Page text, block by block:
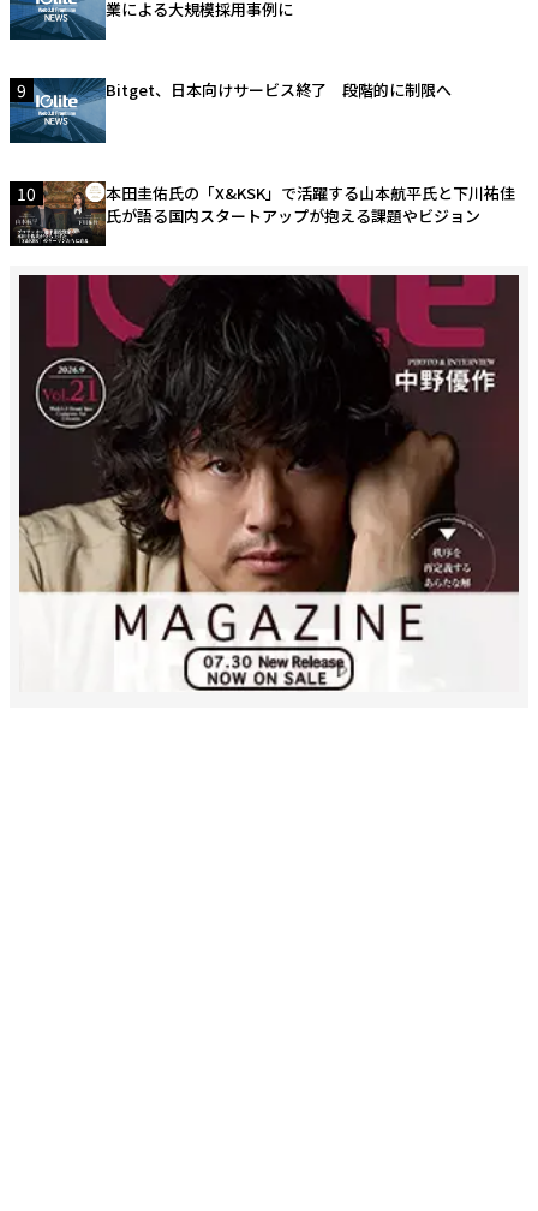
業による大規模採用事例に
9 Bitget、日本向けサービス終了 段階的に制限へ
10
本田圭佑氏の「X&KSK」で活躍する山本航平氏と下川祐佳
氏が語る国内スタートアップが抱える課題やビジョン